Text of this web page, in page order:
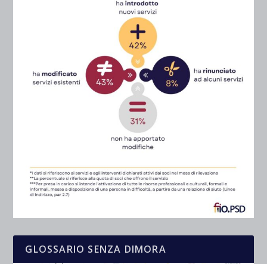
GLOSSARIO SENZA DIMORA